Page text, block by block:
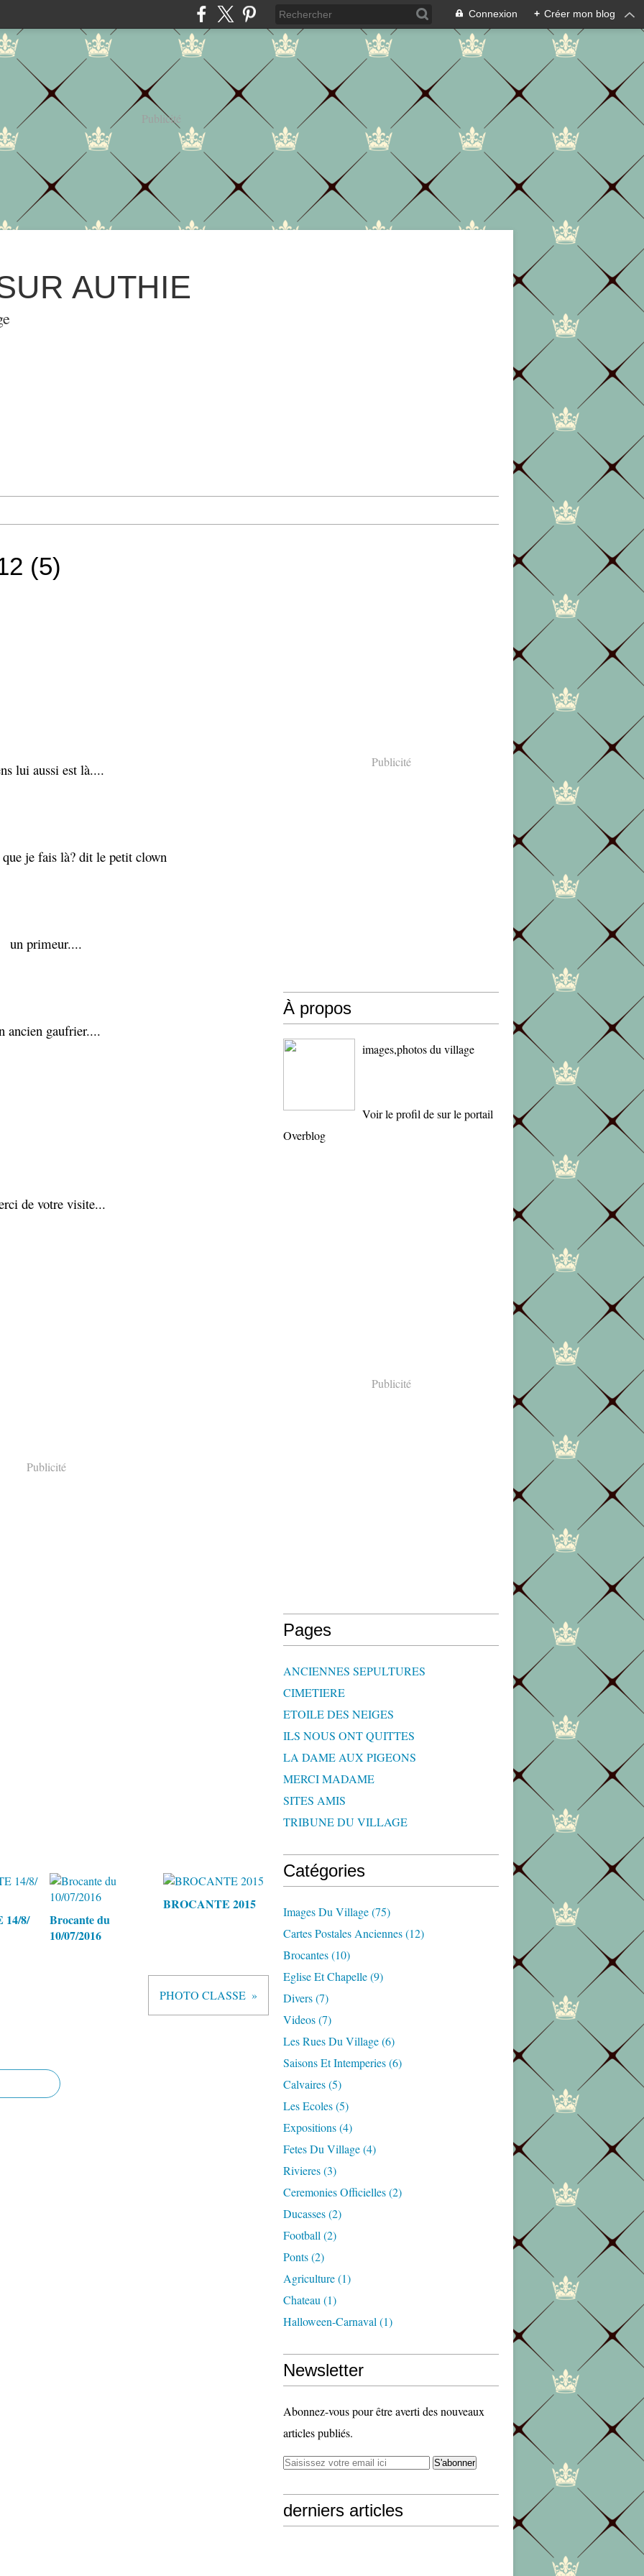
Connexion + Créer mon blog
Publicité
AUTHIE
(5)
lui aussi est là....
que je fais là? dit le petit clown
un primeur....
ancien gaufrier....
de votre visite...
Publicité
14/8/
Brocante du
10/07/2016
BROCANTE 2015
PHOTO CLASSE
Publicité
À propos
images,photos du village
Voir le profil desur le portail
Overblog
Publicité
Pages
ANCIENNES SEPULTURES
CIMETIERE
ETOILE DES NEIGES
ILS NOUS ONT QUITTES
LA DAME AUX PIGEONS
MERCI MADAME
SITES AMIS
TRIBUNE DU VILLAGE
Catégories
Images Du Village(75)
Cartes Postales Anciennes(12)
Brocantes(10)
Eglise Et Chapelle(9)
Divers(7)
Videos(7)
Les Rues Du Village(6)
Saisons Et Intemperies(6)
Calvaires(5)
Les Ecoles(5)
Expositions(4)
Fetes Du Village(4)
Rivieres(3)
Ceremonies Officielles(2)
Ducasses(2)
Football (2)
Ponts(2)
Agriculture(1)
Chateau (1)
Halloween-Carnaval (1)
Newsletter
Abonnez-vous pour être averti des nouveaux
articles publiés.
derniers articles